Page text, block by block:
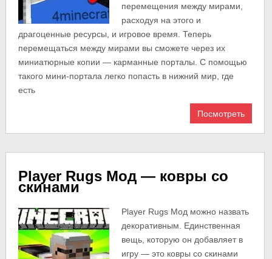
перемещения между мирами,
расходуя на этого и
драгоценные ресурсы, и игровое время. Теперь
перемещаться между мирами вы сможете через их
миниатюрные копии — карманные порталы. С помощью
такого мини-портала легко попасть в нижний мир, где
есть
Посмотреть
Player Rugs Мод — ковры со
скинами
Player Rugs Мод можно назвать
декоративным. Единственная
вещь, которую он добавляет в
игру — это ковры со скинами